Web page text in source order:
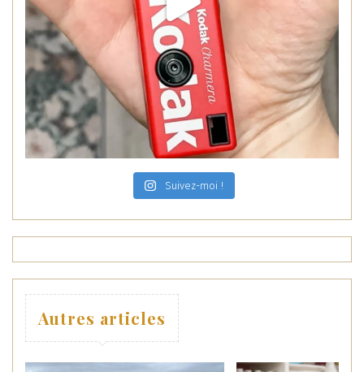
Suivez-moi !
Autres articles